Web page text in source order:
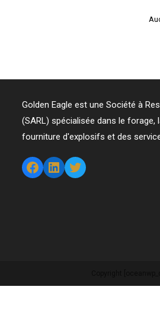
Golden Eagle est une Société à
(SARL) spécialisée dans le forage,
fourniture d'explosifs et des
FacebookLinkedInTwitter